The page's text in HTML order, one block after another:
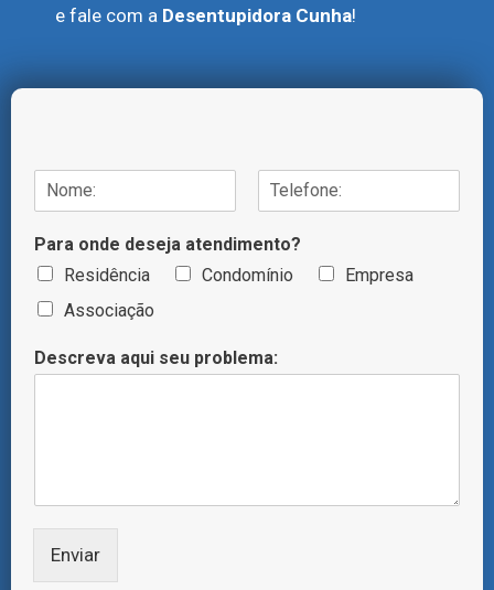
e fale com a Desentupidora Cunha!
e
/
e
e
f
o
m
e
b
r
e
Para onde deseja atendimento?
Residência
Condomínio
Empresa
Associação
Descreva aqui seu problema:
Enviar